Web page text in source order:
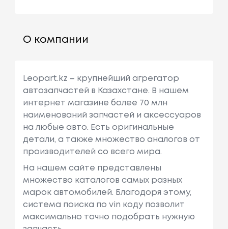
О компании
Leopart.kz – крупнейший агрегатор
автозапчастей в Казахстане. В нашем
интернет магазине более 70 млн
наименований запчастей и аксессуаров
на любые авто. Есть оригинальные
детали, а также множество аналогов от
производителей со всего мира.
На нашем сайте представлены
множество каталогов самых разных
марок автомобилей. Благодоря этому,
система поиска по vin коду позволит
максимально точно подобрать нужную